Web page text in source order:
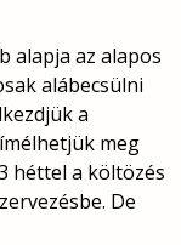
alapja az alapos
alábecsülni
a
meg
héttel a költözés
De